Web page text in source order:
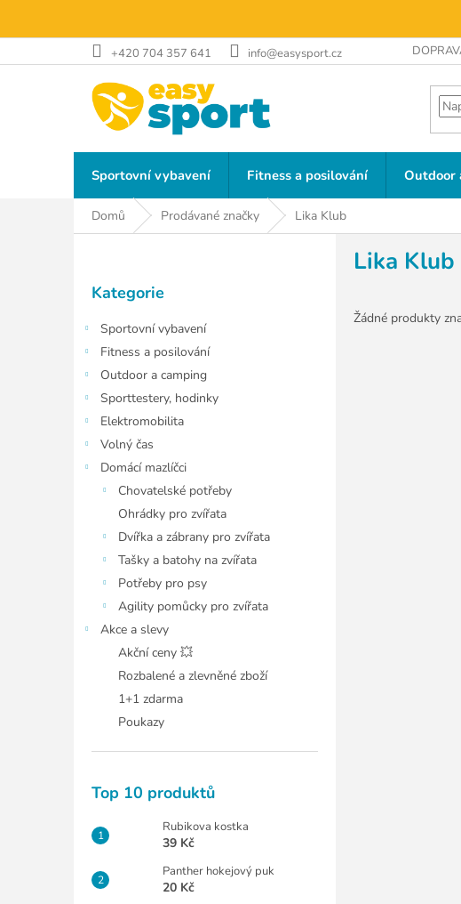
obsah
+420 704 357 641 info@easysport.cz
Sportovní vybavení Fitness a posilování Outdoor
Domů Prodávané značky Lika Klub
P
kategorie
Kategorie
Sportovní vybavení
Fitness a posilování
Outdoor a camping
Sporttestery, hodinky
Elektromobilita
Volný čas
Domácí mazlíčci
Chovatelské potřeby
Ohrádky pro zvířata
Dvířka a zábrany pro zvířata
Tašky a batohy na zvířata
Potřeby pro psy
Agility pomůcky pro zvířata
Akce a slevy
Akční ceny 💥
Rozbalené a zlevněné zboží
1+1 zdarma
Poukazy
Top 10 produktů
Rubikova kostka
39 Kč
Panther hokejový puk
20 Kč
Lika Klub
Žádné produkty